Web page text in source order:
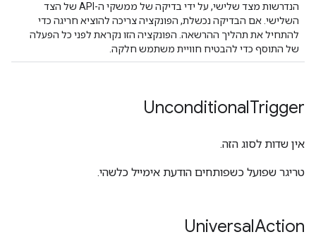
הנדרשות מצד שלישי, על ידי בדיקה של ממשקי ה-API של הצד
השלישי. אם הבדיקה נכשלת, הפונקציה צריכה להוציא חריגה כדי
להתחיל את תהליך ההרשאה. הפונקציה הזו נקראת לפני כל הפעלה
של התוסף כדי להבטיח חוויית משתמש חלקה.
UnconditionalTrigger
אין שדות לסוג הזה.
טריגר שפועל כשפותחים הודעת אימייל כלשהי.
UniversalAction